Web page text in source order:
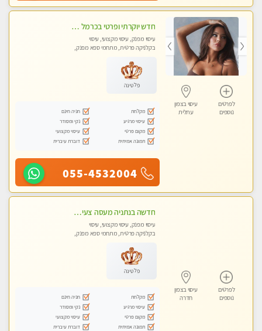
לפרטים
נוספים
עיסוי בצפון
עתלית
חדש יוקרתי ופרטי בכרמל – חיפה! פנקו את עצמכם ברוגע פינוק וחוויה בלתי נשכחת ללא מין !!
עיסוי מפנק, עיסוי מקצועי, עיסוי
בקלניקה פרטית, מתחמי ספא מפנק,
פלטינה
מקלחת
חניה חינם
עיסוי מרגיע
נקי ומסודר
מקום פרטי
עיסוי מקצועי
תמונה אמיתית
דוברת עיברית
055-4532004
לפרטים
נוספים
עיסוי בצפון
חדרה
חדשה בנתניה מעסה צעירה איכותית וקלאסית מזמינה אותך לעיסוי נעים מפנק ומרגיע . . . highly recommended..new in the city
עיסוי מפנק, עיסוי מקצועי, עיסוי
בקלניקה פרטית, מתחמי ספא מפנק,
פלטינה
מקלחת
חניה חינם
עיסוי מרגיע
נקי ומסודר
מקום פרטי
עיסוי מקצועי
תמונה אמיתית
דוברת עיברית